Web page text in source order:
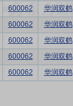
600062 华润双鹤
600062 华润双鹤
600062 华润双鹤
600062 华润双鹤
600062 华润双鹤